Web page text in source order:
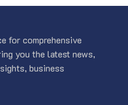
for comprehensive
you the latest news,
business